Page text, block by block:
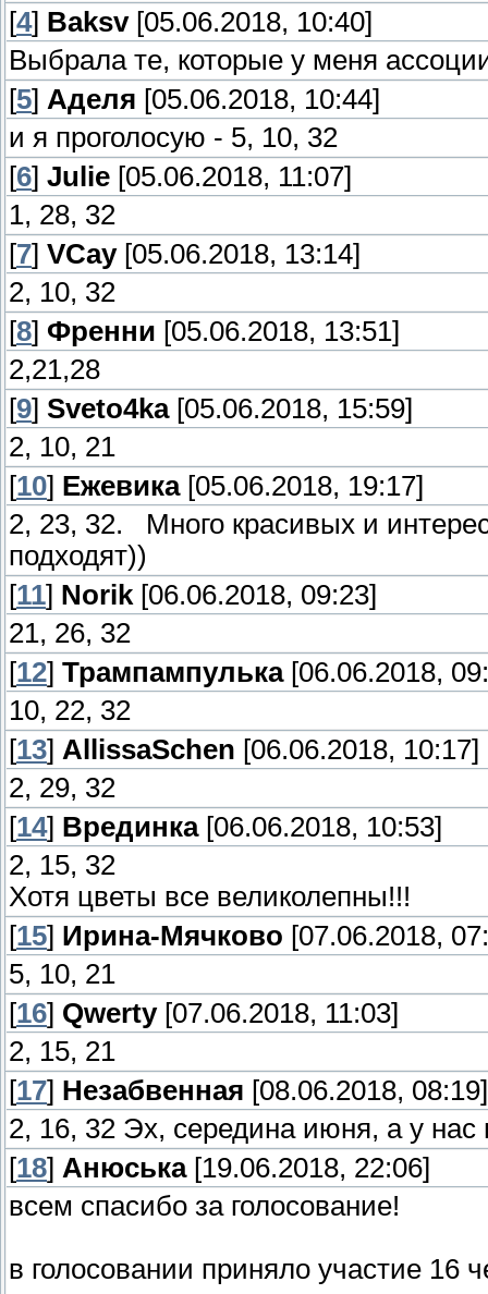
[4] Baksv[05.06.2018, 10:40]
Выбрала те, которые у меня
[5] Аделя [05.06.2018, 10:44]
и я проголосую - 5, 10, 32
[6] Julie [05.06.2018, 11:07]
1, 28, 32
[7] VCay[05.06.2018, 13:14]
2, 10, 32
[8] Френни [05.06.2018, 13:51]
2,21,28
[9] Sveto4ka[05.06.2018, 15:59]
2, 10, 21
[10] Ежевика[05.06.2018, 19:17]
2, 23, 32. Много красивых и
подходят))
[11] Norik [06.06.2018, 09:23]
21, 26, 32
[12] Трампампулька[06.06.2018,
10, 22, 32
[13] AllissaSchen [06.06.2018, 10:17]
2, 29, 32
[14] Врединка[06.06.2018, 10:53]
2, 15, 32
Хотя цветы все великолепны!!!
[15] Ирина-Мячково [07.06.2018,
5, 10, 21
[16] Qwerty[07.06.2018, 11:03]
2, 15, 21
[17] Незабвенная [08.06.2018, 08:19]
2, 16, 32 Эх, середина июня, а у нас
[18] Анюська[19.06.2018, 22:06]
всем спасибо за голосование!
в голосовании приняло участие 16